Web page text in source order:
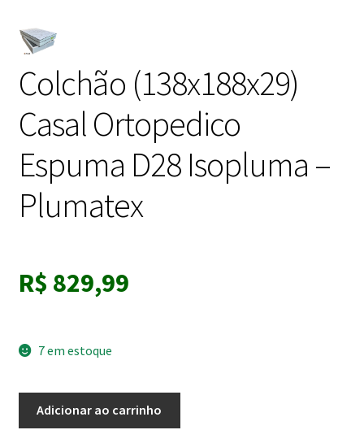
Colchão (138x188x29)
Casal Ortopedico
Espuma D28 Isopluma –
Plumatex
R$ 829,99
7 em estoque
Adicionar ao carrinho